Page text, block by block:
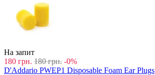
На запит
180 грн. 180 грн. -0%
D'Addario PWEP1 Disposable Foam Ear Plugs